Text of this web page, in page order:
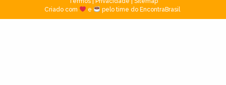
Criado com
e pelo time do EncontraBrasil